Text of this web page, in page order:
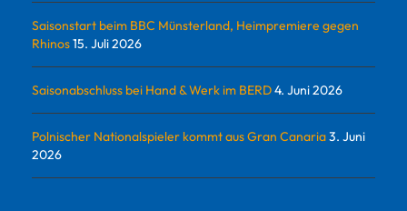
Saisonstart beim BBC Münsterland, Heimpremiere gegen
Rhinos15. Juli 2026
Saisonabschluss bei Hand & Werk im BERD4. Juni 2026
Polnischer Nationalspieler kommt aus Gran Canaria3. Juni
2026